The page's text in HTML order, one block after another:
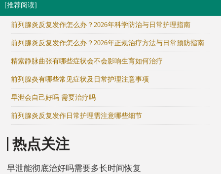
[推荐阅读]
前列腺炎反复发作怎么办？2026年科学防治与日常护理指南
前列腺炎反复发作怎么办？2026年正规治疗方法与日常预防指南
精索静脉曲张有哪些症状会不会影响生育如何治疗
前列腺炎有哪些常见症状及日常护理注意事项
早泄会自己好吗 需要治疗吗
前列腺炎反复发作日常护理需注意哪些细节
热点关注
早泄能彻底治好吗需要多长时间恢复